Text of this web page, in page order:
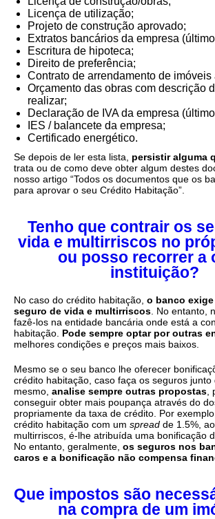
Licença de utilização;
Projeto de construção aprovado;
Extratos bancários da empresa
Escritura de hipoteca;
Direito de preferência;
Contrato de arrendamento de imóveis
Orçamento das obras com descrição
realizar;
Declaração de IVA da empresa
IES / balancete da empresa;
Certificado energético.
Se depois de ler esta lista, persistir alguma
trata ou de como deve obter algum destes
nosso artigo “Todos os documentos que os
para aprovar o seu Crédito Habitação”.
Tenho que contrair os
vida e multirriscos no
ou posso recorrer a
instituição?
No caso do crédito habitação, o banco
seguro de vida e multirriscos . No entanto,
fazê-los na entidade bancária onde está a
habitação. Pode sempre optar por outras
melhores condições e preços mais baixos.
Mesmo se o seu banco lhe oferecer
crédito habitação, caso faça os seguros junto
mesmo, analise sempre outras propostas
conseguir obter mais poupança através do
propriamente da taxa de crédito. Por
crédito habitação com um spread de 1.5%,
multirriscos, é-lhe atribuída uma bonificação
No entanto, geralmente, os seguros nos
caros e a bonificação não compensa
Que impostos são
na compra de um